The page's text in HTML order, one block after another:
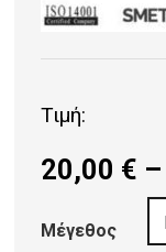
Τιμή:
20,00 € –
Μέγεθος